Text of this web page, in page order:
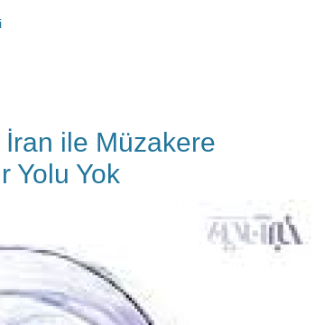
İran ile Müzakere
Yolu Yok